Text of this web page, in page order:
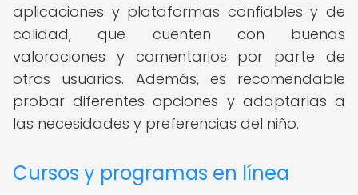
aplicaciones y plataformas confiables y de
calidad, que cuenten con buenas
valoraciones y comentarios por parte de
otros usuarios. Además, es recomendable
probar diferentes opciones y adaptarlas a
las necesidades y preferencias del niño.
Cursos y programas en línea